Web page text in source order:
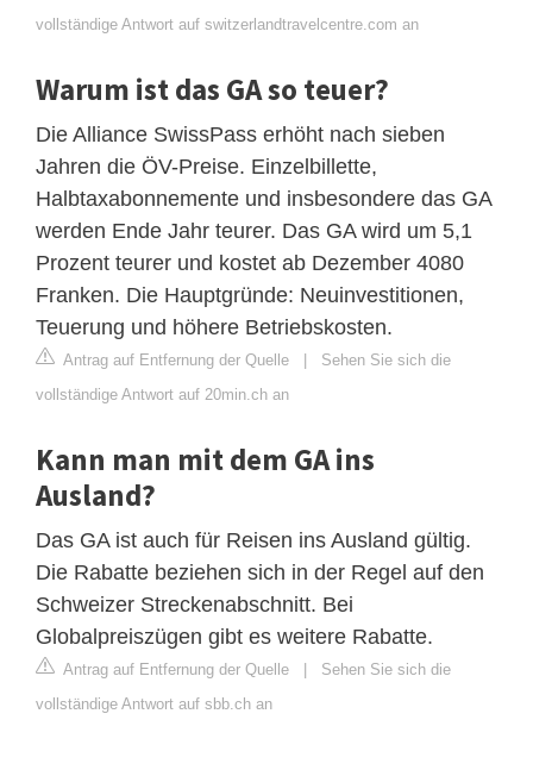
vollständige Antwort auf switzerlandtravelcentre.com an
Warum ist das GA so teuer?
Die Alliance SwissPass erhöht nach sieben
Jahren die ÖV-Preise. Einzelbillette,
Halbtaxabonnemente und insbesondere das GA
werden Ende Jahr teurer. Das GA wird um 5,1
Prozent teurer und kostet ab Dezember 4080
Franken. Die Hauptgründe: Neuinvestitionen,
Teuerung und höhere Betriebskosten.
Antrag auf Entfernung der Quelle | Sehen Sie sich die
vollständige Antwort auf 20min.ch an
Kann man mit dem GA ins
Ausland?
Das GA ist auch für Reisen ins Ausland gültig.
Die Rabatte beziehen sich in der Regel auf den
Schweizer Streckenabschnitt. Bei
Globalpreiszügen gibt es weitere Rabatte.
Antrag auf Entfernung der Quelle | Sehen Sie sich die
vollständige Antwort auf sbb.ch an